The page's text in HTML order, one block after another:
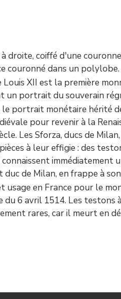
droite, coiffé d'une
couronné dans un polylobe.
Louis XII est la première
un portrait du souverain
le portrait monétaire hérité
pour revenir à la
Les Sforza, ducs de
à leur effigie : des
immédiatement
duc de Milan, en frappe à
usage en France pour le
du 6 avril 1514. Les testons
rares, car il meurt en